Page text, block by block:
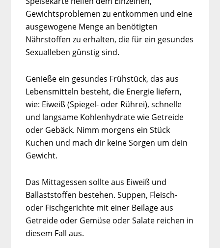
Gewichtsproblemen zu entkommen und eine
ausgewogene Menge an benötigten
Nährstoffen zu erhalten, die für ein gesundes
Sexualleben günstig sind.
Genieße ein gesundes Frühstück, das aus
Lebensmitteln besteht, die Energie liefern,
wie: Eiweiß (Spiegel- oder Rührei), schnelle
und langsame Kohlenhydrate wie Getreide
oder Gebäck. Nimm morgens ein Stück
Kuchen und mach dir keine Sorgen um dein
Gewicht.
Das Mittagessen sollte aus Eiweiß und
Ballaststoffen bestehen. Suppen, Fleisch-
oder Fischgerichte mit einer Beilage aus
Getreide oder Gemüse oder Salate reichen in
diesem Fall aus.